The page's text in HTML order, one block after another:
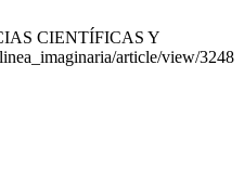
CIENTÍFICAS Y
article/view/3248